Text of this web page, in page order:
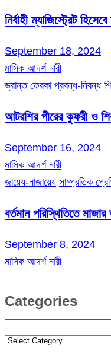
নির্বাহী ম্যাজিস্ট্রেট
September 18, 2024
মাসিক আদর্শ নারী
ভ্রান্ত ফেরকা প্রবন্ধ-নিবন্ধ
আটরশির পীরের কুফরী ও
September 16, 2024
মাসিক আদর্শ নারী
জায়েয-নাজায়েয সাম্প্রতিক
বর্তমান পরিস্থিতিতে
September 8, 2024
মাসিক আদর্শ নারী
Categories
Categories